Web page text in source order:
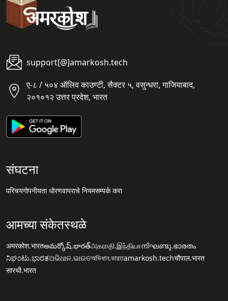
support[@]amarkosh.tech
ए-८ / ५०४ ऑलिव काउण्टी, सैक्टर ५, वसुन्धरा, गाजियाबाद,
२०१०१२ उत्तर प्रदेश, भारत
संघटना
परिचयगोपनीयता धोरणवापराचे नियमसम्पर्क करा
आमच्या संकेतस्थळे
अमरकोश.भारतఅమర్కోష్.భారత్அகராதி.இந்தியாനിഘണ്ടു.ഭാരതം
ನಿಘಂಟು.ಭಾರತଅଭିଧାନ.ଭାରତঅভিধান.ভারতamarkosh.techचौपाल.भारत
सारथी.भारत